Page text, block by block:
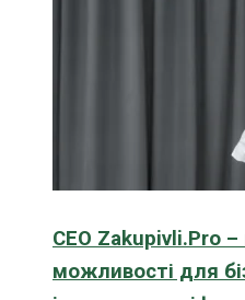
CEO Zakupivli.Pro
можливості для